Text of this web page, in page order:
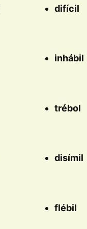
difícil
inhábil
trébol
disímil
flébil